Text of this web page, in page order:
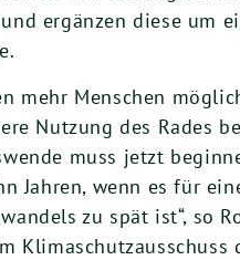
und ergänzen diese um
mehr Menschen
Nutzung des Rades
muss jetzt
Jahren, wenn es für
zu spät ist“, so
Klimaschutzausschuss